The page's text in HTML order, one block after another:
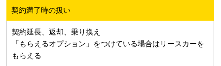
契約満了時の扱い
契約延長、返却、乗り換え
「もらえるオプション」をつけている場合はリースカーを
もらえる